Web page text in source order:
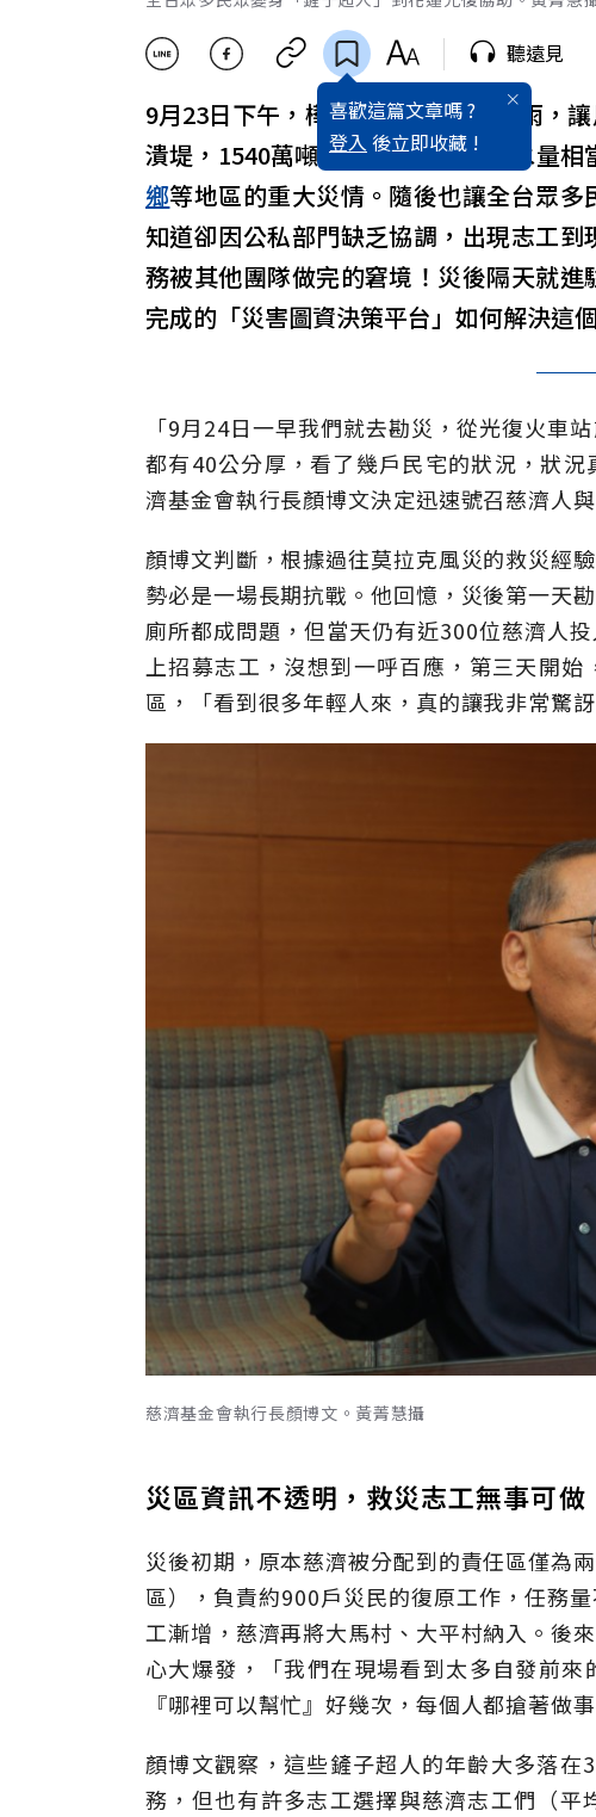
喜歡這篇文章嗎 ?
登入 後立即收藏 !
聽遠見
9月23日下午，樺加沙颱風挾帶的豪雨，
潰堤，1540萬噸的泥水瞬間湧出，水量
鄉等地區的重大災情。隨後也讓全台眾
知道卻因公私部門缺乏協調，出現志工
務被其他團隊做完的窘境！災後隔天就進
完成的「災害圖資決策平台」如何解決這
「9月24日一早我們就去勘災，從光復火車
都有40公分厚，看了幾戶民宅的狀況，狀
濟基金會執行長顏博文決定迅速號召慈濟人
顏博文判斷，根據過往莫拉克風災的救災經
勢必是一場長期抗戰。他回憶，災後第一天
廁所都成問題，但當天仍有近300位慈濟人
上招募志工，沒想到一呼百應，第三天開
區，「看到很多年輕人來，真的讓我非常驚訝
慈濟基金會執行長顏博文。黃菁慧攝
災區資訊不透明，救災志工無事可做
災後初期，原本慈濟被分配到的責任區僅為
區），負責約900戶災民的復原工作，任務
工漸增，慈濟再將大馬村、大平村納入。後
心大爆發，「我們在現場看到太多自發前
『哪裡可以幫忙』好幾次，每個人都搶著做事
顏博文觀察，這些鏟子超人的年齡大多落
務，但也有許多志工選擇與慈濟志工們（